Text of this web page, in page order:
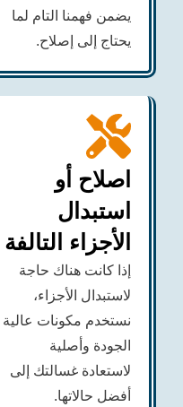
فهمنا التام لما
إلى إصلاح.
التالفة
هناك حاجة
الأجزاء،
مكونات عالية
غسالتك إلى
بعد
من